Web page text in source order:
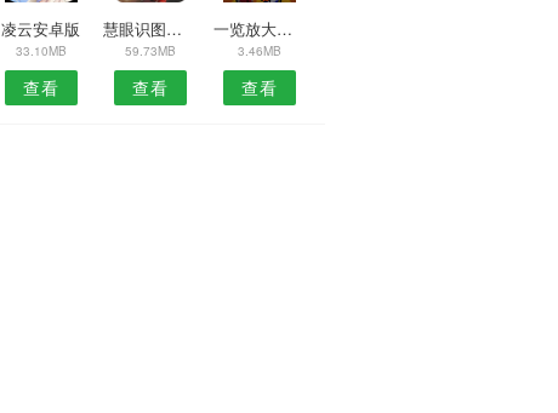
凌云安卓版
33.10MB
查看
慧眼识图软件
59.73MB
查看
一览放大镜APP
3.46MB
查看